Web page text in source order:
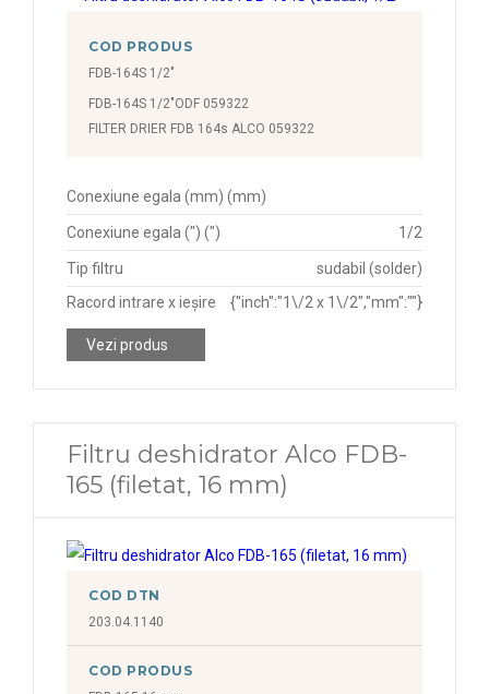
COD PRODUS
FDB-164S 1/2"
FDB-164S 1/2"ODF 059322
FILTER DRIER FDB 164s ALCO 059322
Conexiune egala (mm) (mm)
Conexiune egala (") (") 1/2
Tip filtru
sudabil (solder)
Racord intrare x ieșire
{"inch":"1\/2 x 1\/2","mm":""}
Vezi produs
Filtru deshidrator Alco FDB-
165 (filetat, 16 mm)
COD DTN
203.04.1140
COD PRODUS